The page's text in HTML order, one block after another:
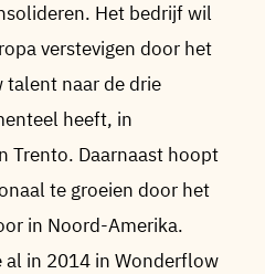
Het bedrijf wil
verstevigen door het
talent naar de drie
heeft, in
Trento. Daarnaast hoopt
te groeien door het
in Noord-Amerika.
al in 2014 in Wonderflow